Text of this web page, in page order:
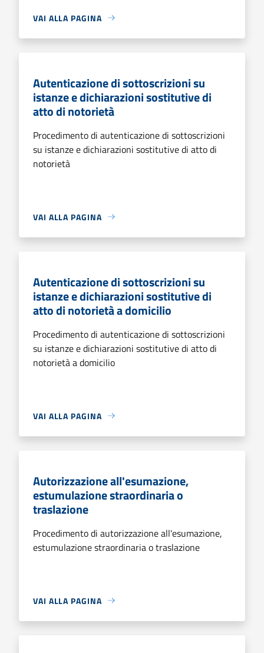
VAI ALLA PAGINA
Autenticazione di sottoscrizioni su
istanze e dichiarazioni sostitutive di
atto di notorietà
Procedimento di autenticazione di sottoscrizioni
su istanze e dichiarazioni sostitutive di atto di
notorietà
VAI ALLA PAGINA
Autenticazione di sottoscrizioni su
istanze e dichiarazioni sostitutive di
atto di notorietà a domicilio
Procedimento di autenticazione di sottoscrizioni
su istanze e dichiarazioni sostitutive di atto di
notorietà a domicilio
VAI ALLA PAGINA
Autorizzazione all'esumazione,
estumulazione straordinaria o
traslazione
Procedimento di autorizzazione all'esumazione,
estumulazione straordinaria o traslazione
VAI ALLA PAGINA